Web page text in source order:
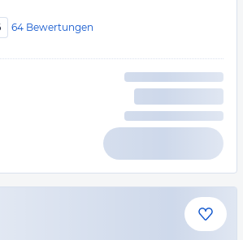
64 Bewertungen